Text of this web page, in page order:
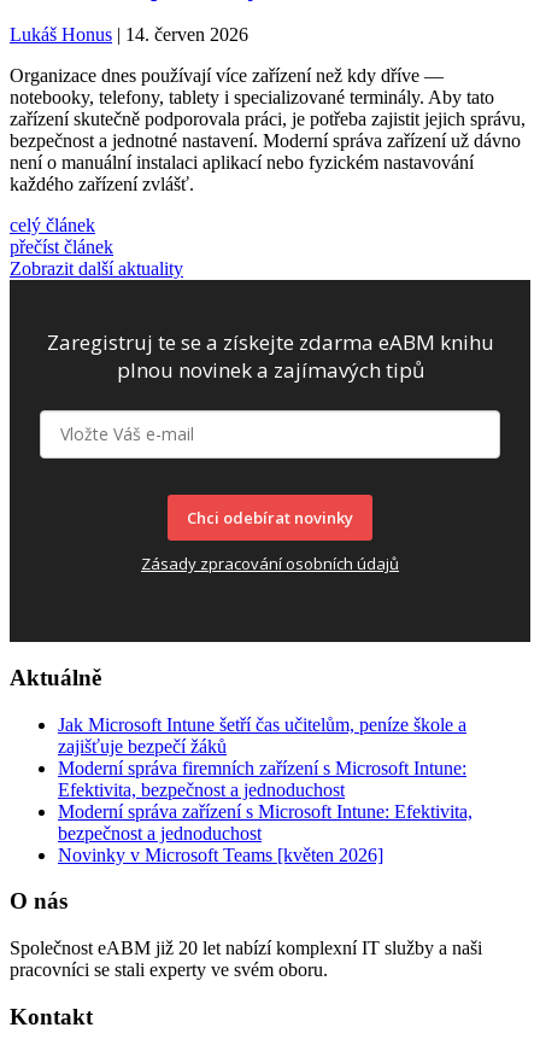
Lukáš Honus | 14. červen 2026
Organizace dnes používají více zařízení než kdy dříve —
notebooky, telefony, tablety i specializované terminály. Aby tato
zařízení skutečně podporovala práci, je potřeba zajistit jejich správu,
bezpečnost a jednotné nastavení. Moderní správa zařízení už dávno
není o manuální instalaci aplikací nebo fyzickém nastavování
každého zařízení zvlášť.
celý článek
přečíst článek
Zobrazit další aktuality
Zaregistruj te se a získejte zdarma eABM knihu
plnou novinek a zajímavých tipů
Chci odebírat novinky
Zásady zpracování osobních údajů
Aktuálně
Jak Microsoft Intune šetří čas učitelům, peníze škole a
zajišťuje bezpečí žáků
Moderní správa firemních zařízení s Microsoft Intune:
Efektivita, bezpečnost a jednoduchost
Moderní správa zařízení s Microsoft Intune: Efektivita,
bezpečnost a jednoduchost
Novinky v Microsoft Teams [květen 2026]
O nás
Společnost eABM již 20 let nabízí komplexní IT služby a naši
pracovníci se stali experty ve svém oboru.
Kontakt